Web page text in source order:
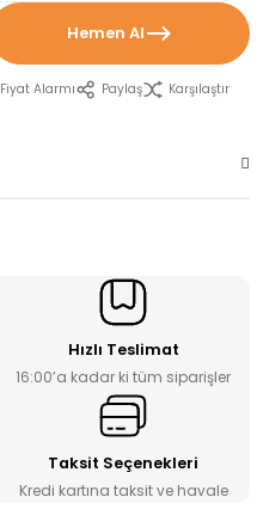
Hemen Al
Fiyat Alarmı Paylaş Karşılaştır
Hızlı Teslimat
16:00’a kadar ki tüm siparişler
Taksit Seçenekleri
Kredi kartına taksit ve havale